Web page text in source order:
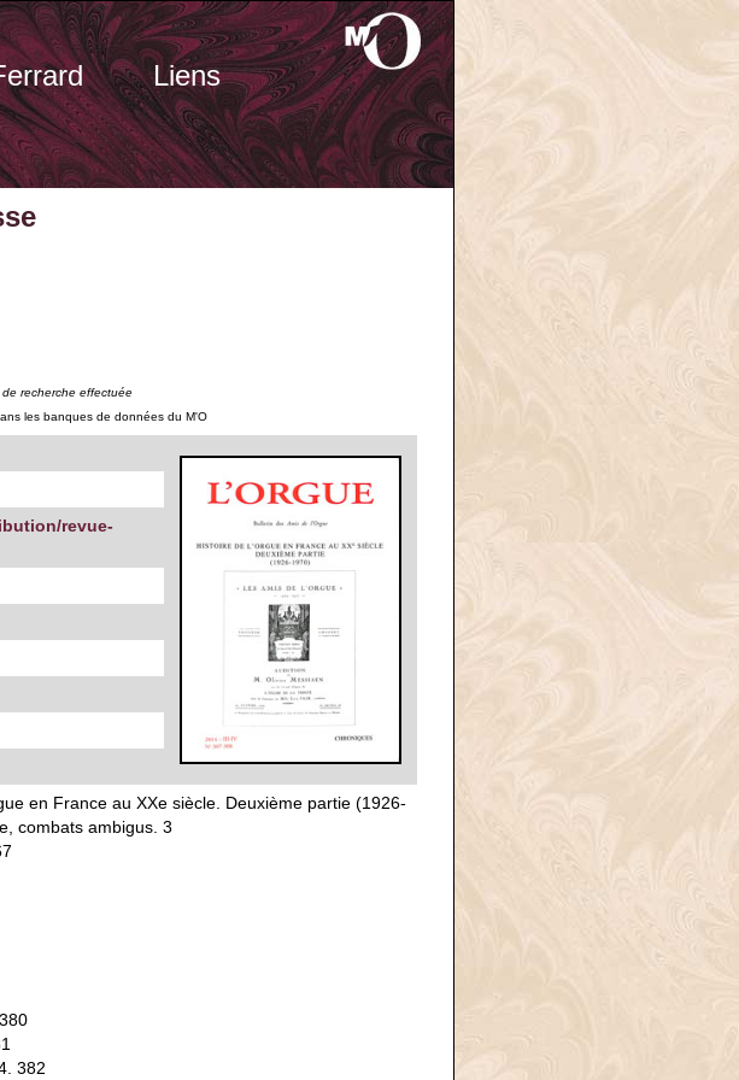
Liens
recherche effectuée
les banques de données du M'O
revue-
en France au XXe siècle. Deuxième partie (1926-
combats ambigus. 3
382